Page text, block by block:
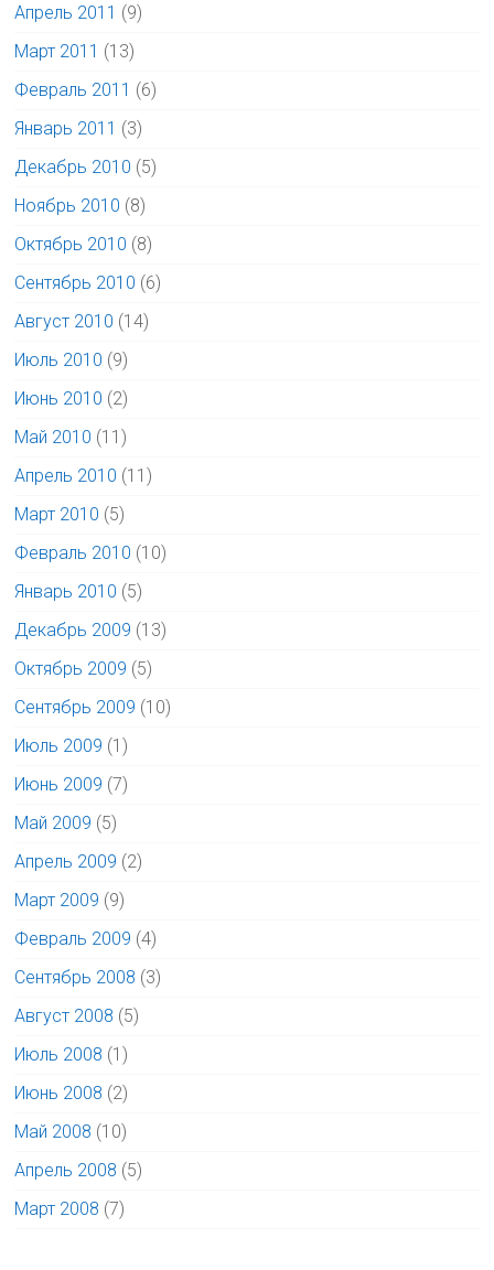
Апрель 2011 (9)
Март 2011 (13)
Февраль 2011 (6)
Январь 2011 (3)
Декабрь 2010 (5)
Ноябрь 2010 (8)
Октябрь 2010 (8)
Сентябрь 2010 (6)
Август 2010 (14)
Июль 2010 (9)
Июнь 2010 (2)
Май 2010 (11)
Апрель 2010 (11)
Март 2010 (5)
Февраль 2010 (10)
Январь 2010 (5)
Декабрь 2009 (13)
Октябрь 2009 (5)
Сентябрь 2009 (10)
Июль 2009 (1)
Июнь 2009 (7)
Май 2009 (5)
Апрель 2009 (2)
Март 2009 (9)
Февраль 2009 (4)
Сентябрь 2008 (3)
Август 2008 (5)
Июль 2008 (1)
Июнь 2008 (2)
Май 2008 (10)
Апрель 2008 (5)
Март 2008 (7)